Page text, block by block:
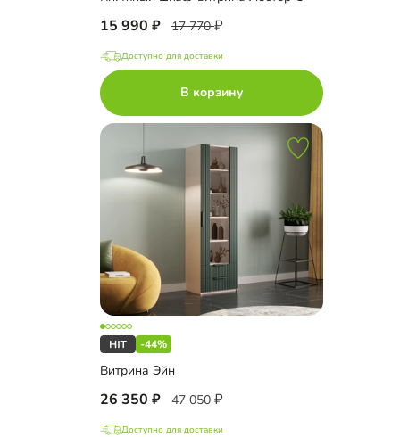
15 990 17 770
Доступно для доставки
В корзину
-44%
Витрина Эйн
26 350 47 050
Доступно для доставки